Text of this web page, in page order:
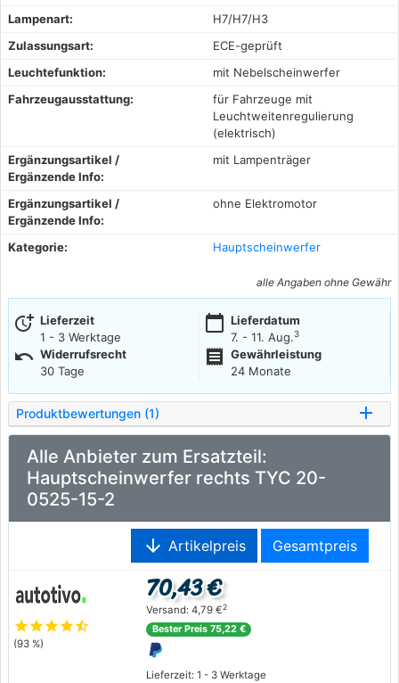
Lampenart:
H7/H7/H3
Zulassungsart:
ECE-geprüft
Leuchtefunktion:
mit Nebelscheinwerfer
Fahrzeugausstattung:
für Fahrzeuge mit
Leuchtweitenregulierung
(elektrisch)
Ergänzungsartikel /
Ergänzende Info:
mit Lampenträger
Ergänzungsartikel /
Ergänzende Info:
ohne Elektromotor
Kategorie: Hauptscheinwerfer
alle Angaben ohne Gewähr
more_time Lieferzeit
1 - 3 Werktage
calendar_today Lieferdatum
7. - 11. Aug.3
undo Widerrufsrecht
30 Tage
receipt
Gewährleistung
24 Monate
Produktbewertungen (1)
Alle Anbieter zum Ersatzteil:
Hauptscheinwerfer rechts TYC 20-
0525-15-2
arrow_downward Artikelpreis Gesamtpreis
starstarstarstarstar_half
(93 %)
Lieferzeit: 1 - 3 Werktage
70,43 €
Versand: 4,79 €2
Bester Preis 75,22 €